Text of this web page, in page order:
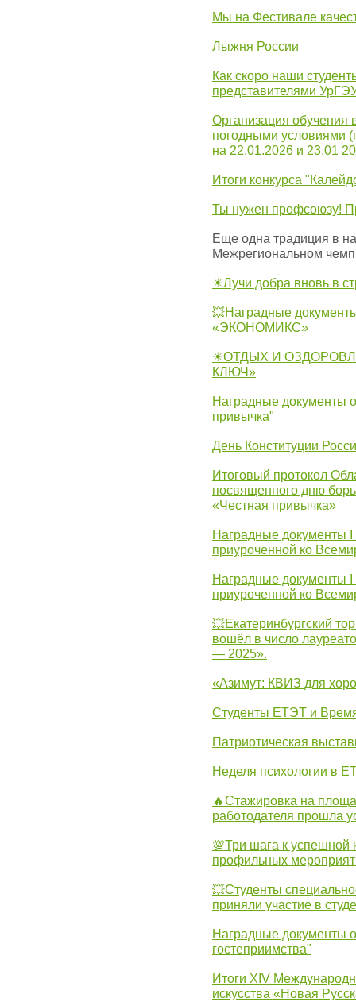
Мы на Фестивале
Лыжня России
Как скоро наши
представителями
Организация обучения
погодными условиями
на 22.01.2026 и 23.01
Итоги конкурса
Ты нужен профсоюзу!
Еще одна традиция в
Межрегиональном
☀Лучи добра вновь в
💥Наградные
«ЭКОНОМИКС»
☀ОТДЫХ И
КЛЮЧ»
Наградные документы
привычка"
День Конституции
Итоговый протокол
посвященного дню
«Честная привычка»
Наградные документы
приуроченной ко
Наградные документы
приуроченной ко
💥Екатеринбургский
вошёл в число
— 2025».
«Азимут: КВИЗ для
Студенты ЕТЭТ и
Патриотическая
Неделя психологии в
🔥Стажировка на
работодателя прошла
💯Три шага к успешной
профильных
💥Студенты
приняли участие в
Наградные документы
гостеприимства"
Итоги XIV
искусства «Новая